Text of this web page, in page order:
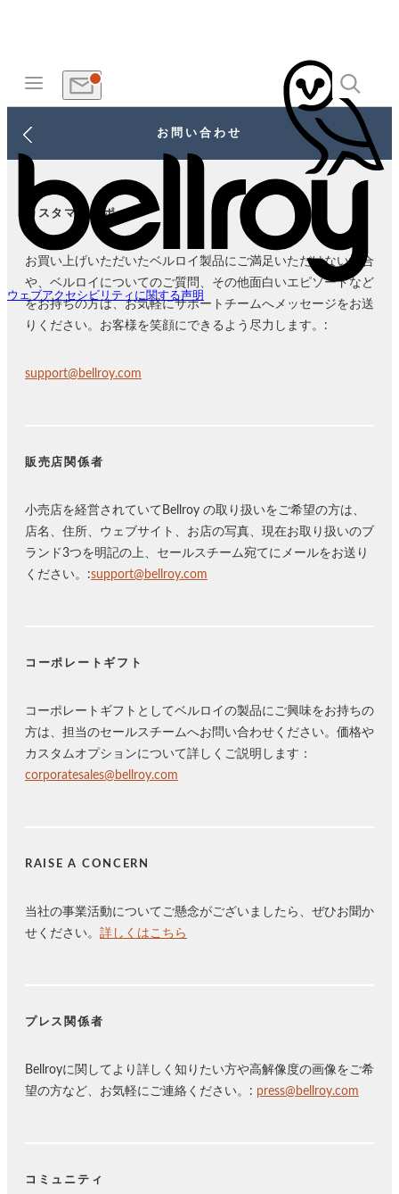
ウェブアクセシビリティに関する声明
お問い合わせ
カスタマーサポート
お買い上げいただいたベルロイ製品にご満足いただけない場合
や、ベルロイについてのご質問、その他面白いエピソードなど
をお持ちの方は、お気軽にサポートチームへメッセージをお送
りください。お客様を笑顔にできるよう尽力します。:
support@bellroy.com
販売店関係者
小売店を経営されていてBellroy の取り扱いをご希望の方は、
店名、住所、ウェブサイト、お店の写真、現在お取り扱いのブ
ランド3つを明記の上、セールスチーム宛てにメールをお送り
ください。:support@bellroy.com
コーポレートギフト
コーポレートギフトとしてベルロイの製品にご興味をお持ちの
方は、担当のセールスチームへお問い合わせください。価格や
カスタムオプションについて詳しくご説明します：
corporatesales@bellroy.com
RAISE A CONCERN
当社の事業活動についてご懸念がございましたら、ぜひお聞か
せください。 詳しくはこちら
プレス関係者
Bellroyに関してより詳しく知りたい方や高解像度の画像をご希
望の方など、お気軽にご連絡ください。: press@bellroy.com
コミュニティ